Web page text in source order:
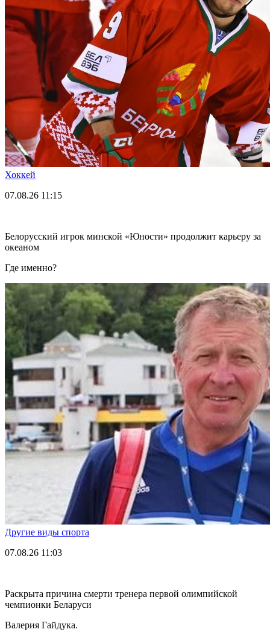
Хоккей
07.08.26 11:15
Белорусский игрок минской «Юности» продолжит карьеру за
океаном
Где именно?
Другие виды спорта
07.08.26 11:03
Раскрыта причина смерти тренера первой олимпийской
чемпионки Беларуси
Валерия Гайдука.